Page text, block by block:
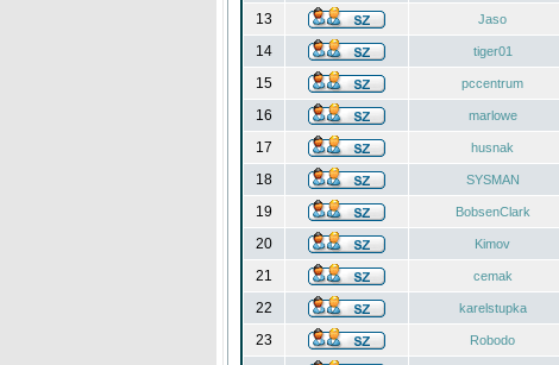
13
Jaso
14
tiger01
15
pccentrum
16
marlowe
17
husnak
18
SYSMAN
19
BobsenClark
20
Kimov
21
cemak
22
karelstupka
23
Robodo